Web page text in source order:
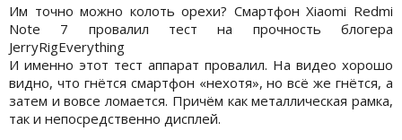
Им точно можно колоть орехи? Смартфон Xiaomi Redmi
Note 7 провалил тест на прочность блогера
JerryRigEverything
И именно этот тест аппарат провалил. На видео хорошо
видно, что гнётся смартфон «нехотя», но всё же гнётся, а
затем и вовсе ломается. Причём как металлическая рамка,
так и непосредственно дисплей.